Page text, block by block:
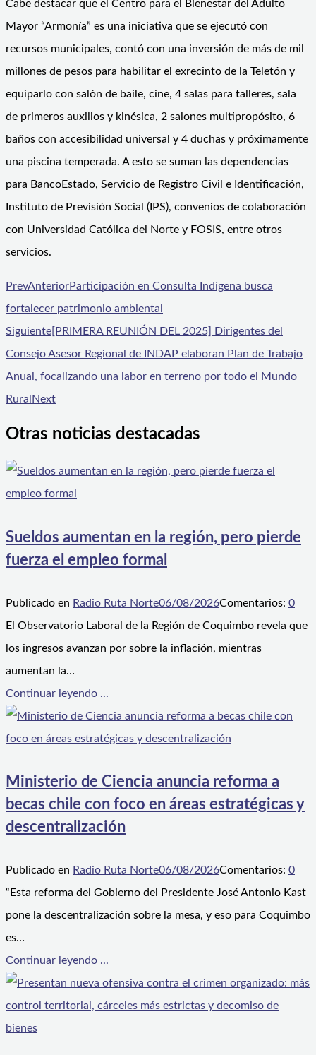
Cabe destacar que el Centro para el Bienestar del Adulto
Mayor “Armonía” es una iniciativa que se ejecutó con
recursos municipales, contó con una inversión de más de mil
millones de pesos para habilitar el exrecinto de la Teletón y
equiparlo con salón de baile, cine, 4 salas para talleres, sala
de primeros auxilios y kinésica, 2 salones multipropósito, 6
baños con accesibilidad universal y 4 duchas y próximamente
una piscina temperada. A esto se suman las dependencias
para BancoEstado, Servicio de Registro Civil e Identificación,
Instituto de Previsión Social (IPS), convenios de colaboración
con Universidad Católica del Norte y FOSIS, entre otros
servicios.
PrevAnteriorParticipación en Consulta Indígena busca
fortalecer patrimonio ambiental
Siguiente[PRIMERA REUNIÓN DEL 2025] Dirigentes del
Consejo Asesor Regional de INDAP elaboran Plan de Trabajo
Anual, focalizando una labor en terreno por todo el Mundo
RuralNext
Otras noticias destacadas
Sueldos aumentan en la región, pero pierde
fuerza el empleo formal
Publicado en Radio Ruta Norte06/08/2026Comentarios: 0
El Observatorio Laboral de la Región de Coquimbo revela que
los ingresos avanzan por sobre la inflación, mientras
aumentan la…
Continuar leyendo ...
Ministerio de Ciencia anuncia reforma a
becas chile con foco en áreas estratégicas y
descentralización
Publicado en Radio Ruta Norte06/08/2026Comentarios: 0
“Esta reforma del Gobierno del Presidente José Antonio Kast
pone la descentralización sobre la mesa, y eso para Coquimbo
es…
Continuar leyendo ...